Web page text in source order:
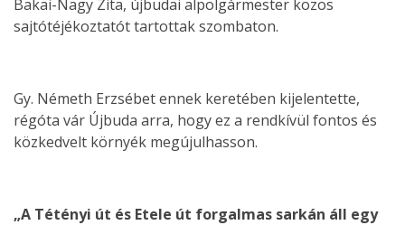
Bakai-Nagy Zita, újbudai alpolgármester közös
sajtótéjékoztatót tartottak szombaton.
Gy. Németh Erzsébet ennek keretében kijelentette,
régóta vár Újbuda arra, hogy ez a rendkívül fontos és
közkedvelt környék megújulhasson.
„A Tétényi út és Etele út forgalmas sarkán áll egy